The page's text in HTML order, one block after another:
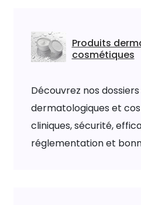
Produits
cosmétiques
Découvrez nos
dermatologiques et
cliniques, sécurité,
réglementation et